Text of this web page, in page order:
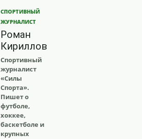
СПОРТИВНЫЙ
ЖУРНАЛИСТ
Роман
Кириллов
Спортивный
журналист
«Силы
Спорта».
Пишет о
футболе,
хоккее,
баскетболе и
крупных